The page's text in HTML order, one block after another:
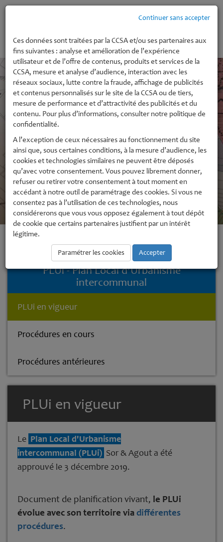
MENU
Accueil Urbanisme et Aménagement
d'Urbanisme intercommunal
PLUi en vigueur
PLUi - Plan Local d'Urbanisme
intercommunal
PLUi en vigueur
Procédures en cours
Procédures antérieures
PLUi en vigueur
Le Plan Local d'Urbanisme
intercommunal (PLUi) Sor & Agout a été
approuvé le 3 décembre 2019.
Document de planification vivant, le PLUi
évolue avec son territoire viadifférentes
procédures.
Continuer sans accepter
Ces données sont traitées par la CCSA et/ou ses partenaires aux
fins suivantes : analyse et amélioration de l’expérience
utilisateur et de l’offre de contenus, produits et services de la
CCSA, mesure et analyse d’audience, interaction avec les
réseaux sociaux, lutte contre la fraude, affichage de publicités
et contenus personnalisés sur le site de la CCSA ou de tiers,
mesure de performance et d’attractivité des publicités et du
contenu. Pour plus d’informations, consulter notre politique de
confidentialité.
A l’exception de ceux nécessaires au fonctionnement du site
ainsi que, sous certaines conditions, à la mesure d’audience, les
cookies et technologies similaires ne peuvent être déposés
qu’avec votre consentement. Vous pouvez librement donner,
refuser ou retirer votre consentement à tout moment en
accédant à notre outil de paramétrage des cookies. Si vous ne
consentez pas à l’utilisation de ces technologies, nous
considérerons que vous vous opposez également à tout dépôt
de cookie que certains partenaires justifient par un intérêt
légitime.
Paramétrer les cookies Accepter